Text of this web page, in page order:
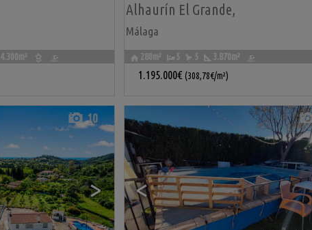
Alhaurín El Grande,
Málaga
280m² 5 5 3.870m²
1.195.000€ (308,78€/m²)
>
10
<